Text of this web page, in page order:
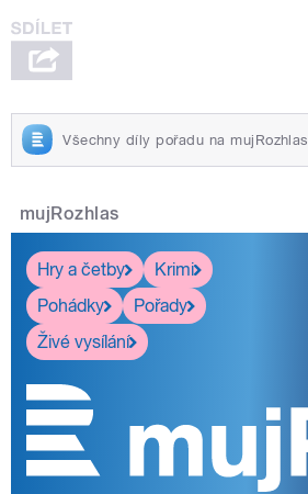
Všechny díly pořadu na mujRozhlas
mujRozhlas
Hry a četby
Krimi
Pohádky
Pořady
Živé vysílání